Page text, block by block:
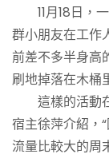
11月18日，一
群小朋友在工作
前差不多半身高
刷地掉落在木桶
這樣的活動在
宿主徐萍介紹，
流量比較大的周